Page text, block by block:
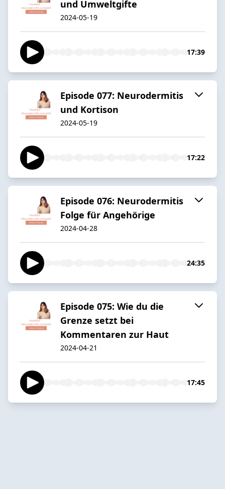
und Umweltgifte
2024-05-19
17:39
Episode 077: Neurodermitis
und Kortison
2024-05-19
17:22
Episode 076: Neurodermitis
Folge für Angehörige
2024-04-28
24:35
Episode 075: Wie du die
Grenze setzt bei
Kommentaren zur Haut
2024-04-21
17:45